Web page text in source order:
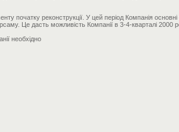
початку реконструкції. У цей період Компанія
Це дасть можливість Компанії в 3-4-кварталі 2000
необхідно